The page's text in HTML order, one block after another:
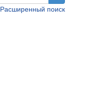
Расширенный поиск